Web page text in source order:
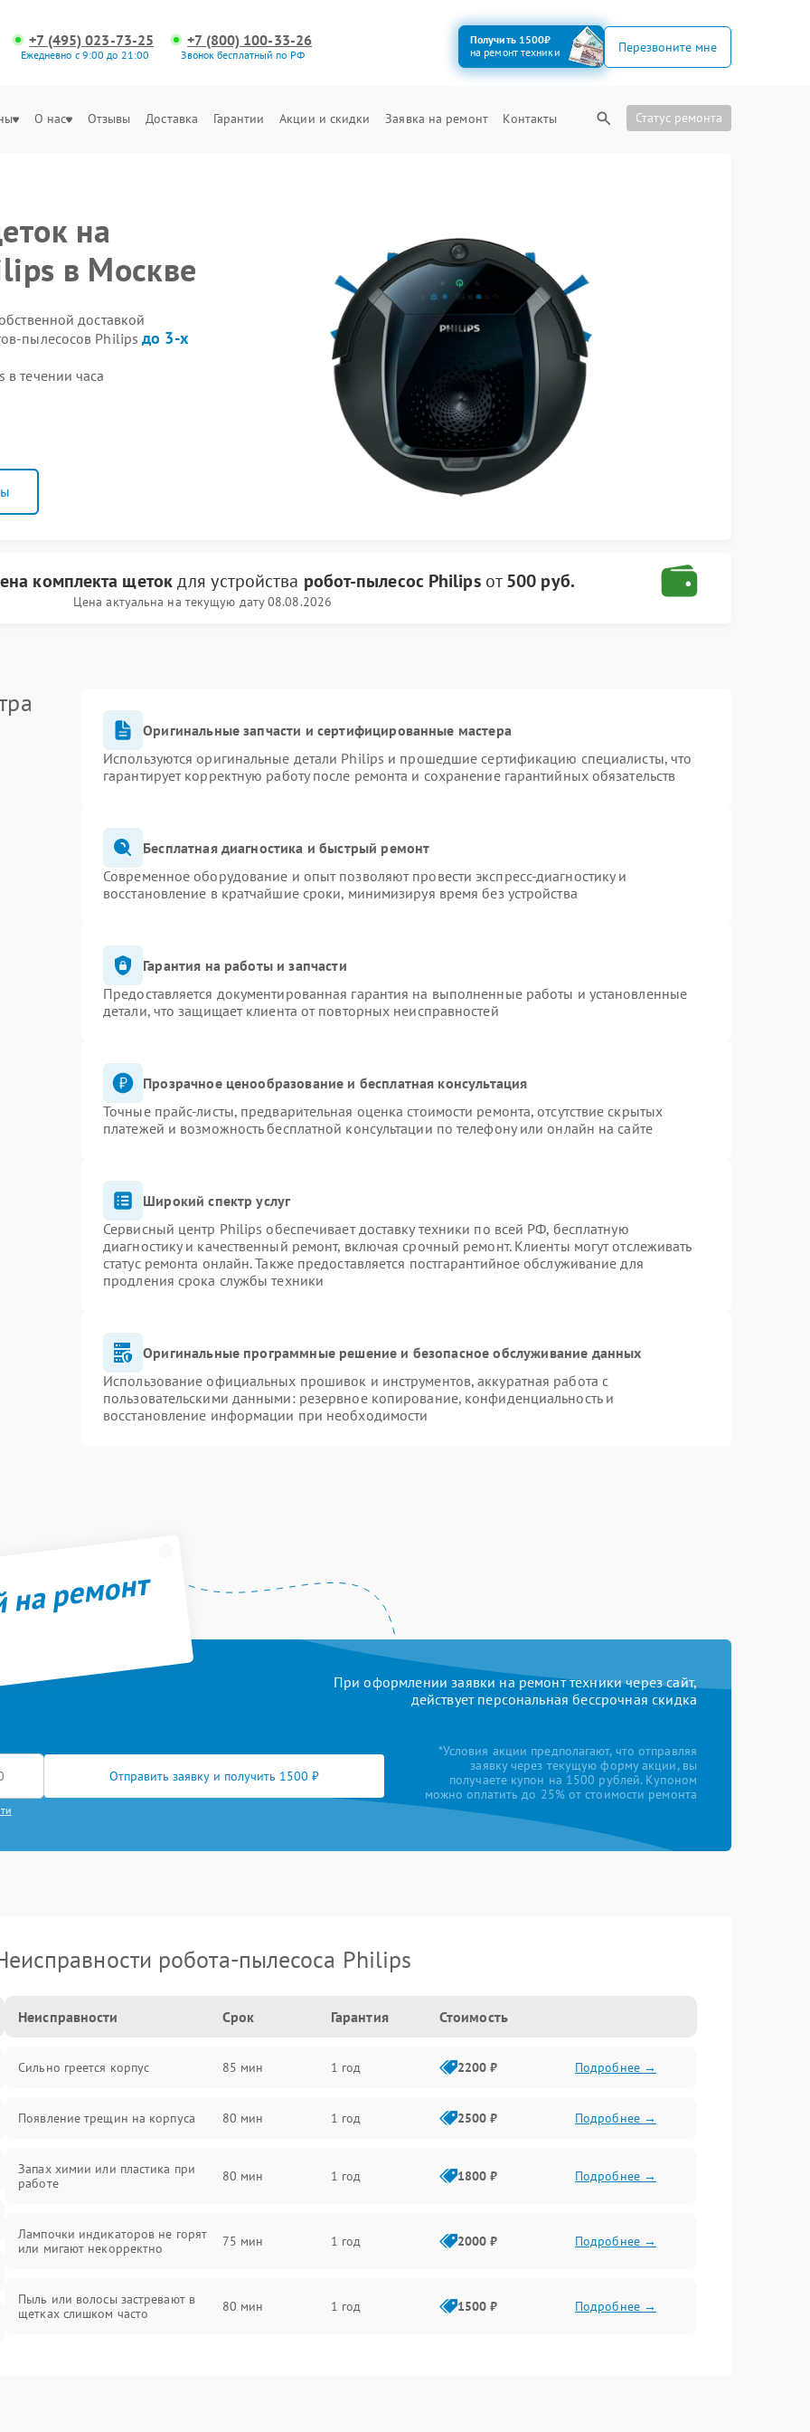
+7 (495) 023-73-25
Ежедневно с 9:00 до 21:00
+7 (800) 100-33-26
Звонок бесплатный по РФ
Получить 1500₽
на ремонт техники
Перезвоните мне
О нас Отзывы Доставка Гарантии Акции и скидки Заявка на ремонт Контакты Статус ремонта
на
в Москве
доставкой
пылесосов Philipsдо 3-х
течении часа
комплекта щетокдля устройства робот-пылесос Philipsот500 руб.
Цена актуальна на текущую дату 08.08.2026
Оригинальные запчасти и сертифицированные мастера
Используются оригинальные детали Philips и прошедшие сертификацию специалисты, что
гарантирует корректную работу после ремонта и сохранение гарантийных обязательств
Бесплатная диагностика и быстрый ремонт
Современное оборудование и опыт позволяют провести экспресс-диагностику и
восстановление в кратчайшие сроки, минимизируя время без устройства
Гарантия на работы и запчасти
Предоставляется документированная гарантия на выполненные работы и установленные
детали, что защищает клиента от повторных неисправностей
Прозрачное ценообразование и бесплатная консультация
Точные прайс-листы, предварительная оценка стоимости ремонта, отсутствие скрытых
платежей и возможность бесплатной консультации по телефону или онлайн на сайте
Широкий спектр услуг
Сервисный центр Philips обеспечивает доставку техники по всей РФ, бесплатную
диагностику и качественный ремонт, включая срочный ремонт. Клиенты могут отслеживать
статус ремонта онлайн. Также предоставляется постгарантийное обслуживание для
продления срока службы техники
Оригинальные программные решение и безопасное обслуживание данных
Использование официальных прошивок и инструментов, аккуратная работа с
пользовательскими данными: резервное копирование, конфиденциальность и
восстановление информации при необходимости
ремонт
При оформлении заявки на ремонт техники через сайт,
действует персональная бессрочная скидка
Отправить заявку и получить 1500 ₽
*Условия акции предполагают, что отправляя
заявку через текущую форму акции, вы
получаете купон на 1500 рублей. Купоном
можно оплатить до 25% от стоимости ремонта
робота-пылесоса Philips
Неисправности Срок Гарантия Стоимость
Сильно греется корпус 85 мин 1 год 2200 ₽ Подробнее →
Появление трещин на корпуса 80 мин 1 год 2500 ₽ Подробнее →
Запах химии или пластика при
работе
80 мин 1 год 1800 ₽ Подробнее →
Лампочки индикаторов не горят
или мигают некорректно
75 мин 1 год 2000 ₽ Подробнее →
Пыль или волосы застревают в
щетках слишком часто
80 мин 1 год 1500 ₽ Подробнее →